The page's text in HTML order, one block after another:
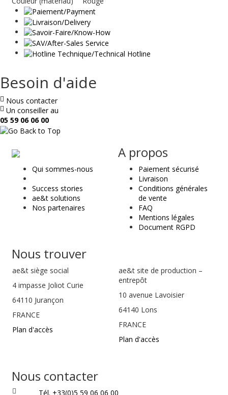
Besoin d'aide
Nous contacter
Un conseiller au
05 59 06 06 00
ae
&
t
Qui sommes-nous
Success stories
ae&t solutions
Nos partenaires
A propos
Paiement sécurisé
Livraison
Conditions générales
de vente
FAQ
Mentions légales
Document RGPD
Nous trouver
ae&t siège social
4 impasse Joliot Curie
64110 Jurançon
FRANCE
Plan d'accès
ae&t site de production –
entrepôt
10 avenue Lavoisier
64140 Lons
FRANCE
Plan d'accès
Nous contacter
Tél. +33(0)5 59 06 06 00